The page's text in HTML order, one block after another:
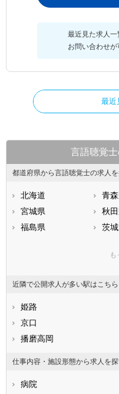
最近見た求人一
お問い合わせが
最近
言語聴覚
都道府県から言語聴覚士の求人
北海道 青
宮城県
秋
福島県
茨
神
石川県
福井
静岡県
滋賀県
兵庫県
香川県
も
近隣で公開求人が多い駅はこちら
姫路
京口
播磨高岡
仕事内容・施設形態から求人を
病院